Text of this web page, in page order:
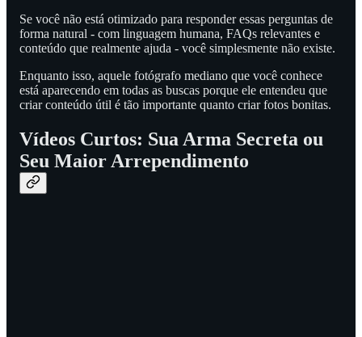
Se você não está otimizado para responder essas perguntas de
forma natural - com linguagem humana, FAQs relevantes e
conteúdo que realmente ajuda - você simplesmente não existe.
Enquanto isso, aquele fotógrafo mediano que você conhece
está aparecendo em todas as buscas porque ele entendeu que
criar conteúdo útil é tão importante quanto criar fotos bonitas.
Vídeos Curtos: Sua Arma Secreta ou
Seu Maior Arrependimento